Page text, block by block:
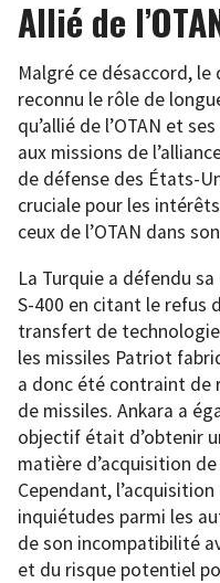
Allié de
Malgré ce désaccord,
reconnu le rôle de
qu’allié de l’OTAN et
aux missions de
de défense des États-
cruciale pour les
ceux de l’OTAN dans
La Turquie a défendu
S-400 en citant le refus
transfert de
les missiles Patriot
a donc été contraint de
de missiles. Ankara a
objectif était d’obtenir
matière d’acquisition
Cependant,
inquiétudes parmi les
de son incompatibilité
et du risque potentiel